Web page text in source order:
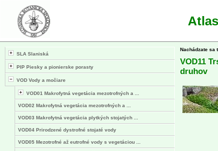
SLA Slaniská
PIP Piesky a pionierske porasty
VOD Vody a močiare
VOD01 Makrofytná vegetácia mezotrofných a ...
VOD02 Makrofytná vegetácia mezotrofných a ...
VOD03 Makrofytná vegetácia plytkých stojatých ...
VOD04 Prirodzené dystrofné stojaté vody
VOD05 Mezotrofné až eutrofné vody s vegetáciou ...
Nachádzate sa
VOD11
druhov